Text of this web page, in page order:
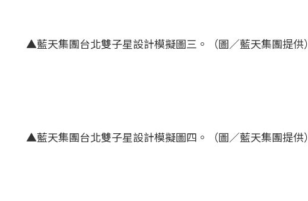
▲藍天集團台北雙子星設計模擬圖三。（圖／藍天集團提供）
▲藍天集團台北雙子星設計模擬圖四。（圖／藍天集團提供）